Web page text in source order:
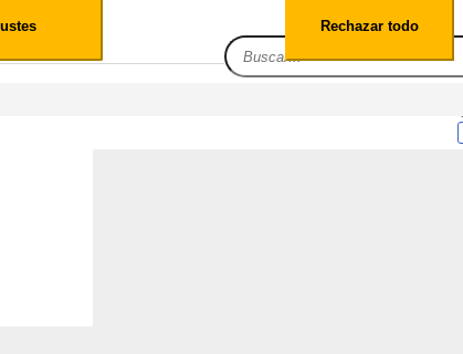
Rechazar todo